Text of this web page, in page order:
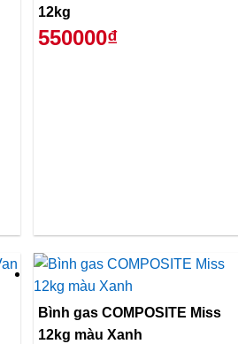
12kg
550000₫
Bình gas COMPOSITE Miss
12kg màu Xanh